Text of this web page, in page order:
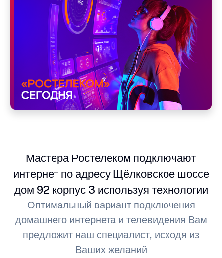
Мастера Ростелеком подключают
интернет по адресу Щёлковское шоссе
дом 92 корпус 3 используя технологии
Оптимальный вариант подключения
домашнего интернета и телевидения Вам
предложит наш специалист, исходя из
Ваших желаний